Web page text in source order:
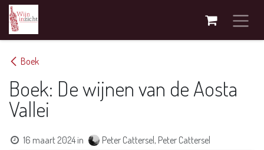
Overslaan naar inhoud
Boek
Boek: De wijnen van de Aosta
Vallei
16 maart 2024 in Peter Cattersel, Peter Cattersel